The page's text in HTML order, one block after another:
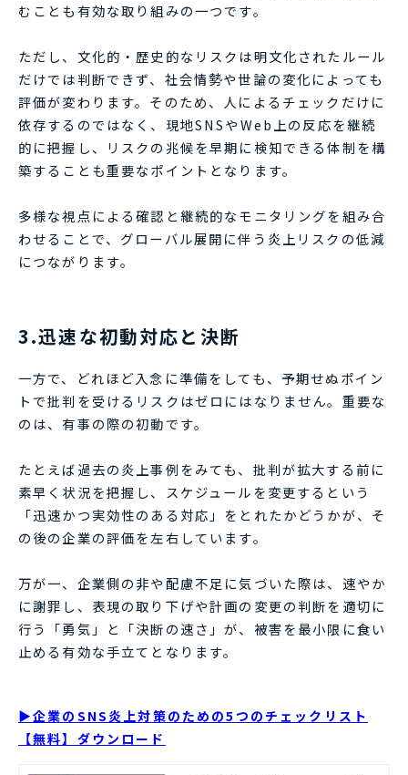
むことも有効な取り組みの一つです。
ただし、文化的・歴史的なリスクは明文化されたルール
だけでは判断できず、社会情勢や世論の変化によっても
評価が変わります。そのため、人によるチェックだけに
依存するのではなく、現地SNSやWeb上の反応を継続
的に把握し、リスクの兆候を早期に検知できる体制を構
築することも重要なポイントとなります。
多様な視点による確認と継続的なモニタリングを組み合
わせることで、グローバル展開に伴う炎上リスクの低減
につながります。
3.迅速な初動対応と決断
一方で、どれほど入念に準備をしても、予期せぬポイン
トで批判を受けるリスクはゼロにはなりません。重要な
のは、有事の際の初動です。
たとえば過去の炎上事例をみても、批判が拡大する前に
素早く状況を把握し、スケジュールを変更するという
「迅速かつ実効性のある対応」をとれたかどうかが、そ
の後の企業の評価を左右しています。
万が一、企業側の非や配慮不足に気づいた際は、速やか
に謝罪し、表現の取り下げや計画の変更の判断を適切に
行う「勇気」と「決断の速さ」が、被害を最小限に食い
止める有効な手立てとなります。
▶企業のSNS炎上対策のための5つのチェックリスト
【無料】ダウンロード